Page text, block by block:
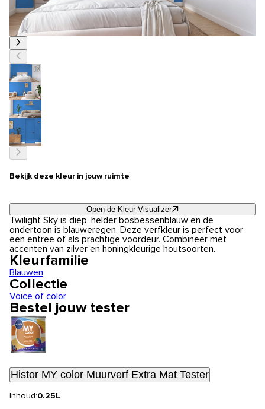
Bekijk deze kleur in jouw ruimte
Open de Kleur Visualizer
Twilight Sky is diep, helder bosbessenblauw en de
ondertoon is blauweregen. Deze verfkleur is perfect voor
een entree of als prachtige voordeur. Combineer met
accenten van zilver en honingkleurige houtsoorten.
Kleurfamilie
Blauwen
Collectie
Voice of color
Bestel jouw tester
Histor MY color Muurverf Extra Mat Tester
Inhoud:0.25L